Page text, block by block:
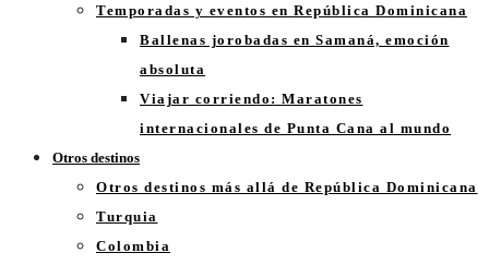
Temporadas y eventos en República Dominicana
Ballenas jorobadas en Samaná, emoción
absoluta
Viajar corriendo: Maratones
internacionales de Punta Cana al mundo
Otros destinos
Otros destinos más allá de República Dominicana
Turquia
Colombia